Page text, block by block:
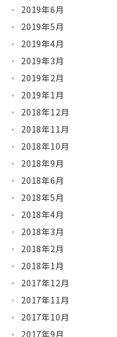
2019年6月
2019年5月
2019年4月
2019年3月
2019年2月
2019年1月
2018年12月
2018年11月
2018年10月
2018年9月
2018年6月
2018年5月
2018年4月
2018年3月
2018年2月
2018年1月
2017年12月
2017年11月
2017年10月
2017年9月